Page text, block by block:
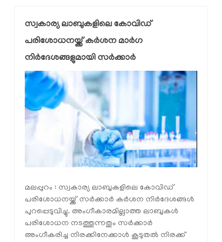
സ്വകാര്യ ലാബുകളിലെ കോവിഡ്
പരിശോധനയ്ക്ക് കര്‍ശന മാര്‍ഗ
നിര്‍ദേശങ്ങളുമായി സര്‍ക്കാര്‍
മലപ്പുറം : സ്വകാര്യ ലാബുകളിലെ കോവിഡ്
പരിശോധനയ്ക്ക് സര്‍ക്കാര്‍ കര്‍ശന നിര്‍ദേശങ്ങള്‍
പുറപ്പെടുവിച്ചു. അംഗീകാരമില്ലാത്ത ലാബുകള്‍
പരിശോധന നടത്തുന്നതും സര്‍ക്കാര്‍
അംഗീകരിച്ച നിരക്കിനേക്കാള്‍ കൂടുതല്‍ നിരക്ക്